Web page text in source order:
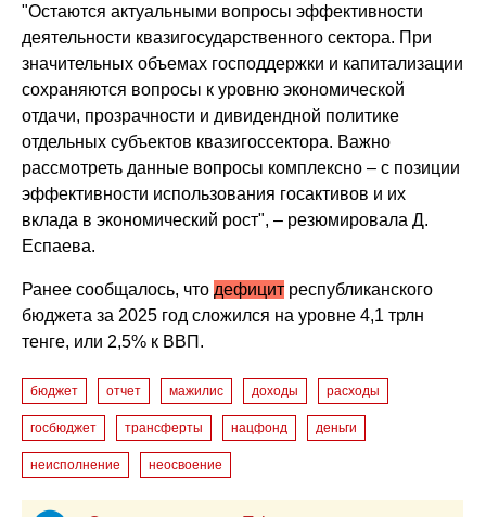
"Остаются актуальными вопросы эффективности
деятельности квазигосударственного сектора. При
значительных объемах господдержки и капитализации
сохраняются вопросы к уровню экономической
отдачи, прозрачности и дивидендной политике
отдельных субъектов квазигоссектора. Важно
рассмотреть данные вопросы комплексно – с позиции
эффективности использования госактивов и их
вклада в экономический рост", – резюмировала Д.
Еспаева.
Ранее сообщалось, что дефицит республиканского
бюджета за 2025 год сложился на уровне 4,1 трлн
тенге, или 2,5% к ВВП.
бюджет отчет мажилис доходы расходы
госбюджет трансферты нацфонд деньги
неисполнение неосвоение